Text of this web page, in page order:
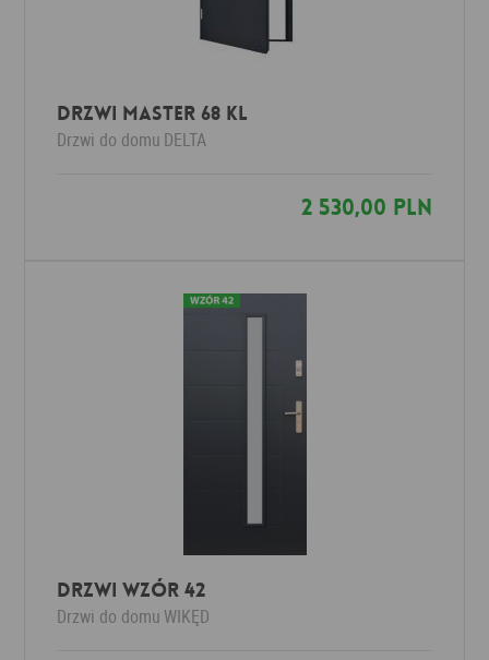
Drzwi MASTER 68 KL
Drzwi do domu DELTA
2 530,00 PLN
DRZWI WZÓR 42
Drzwi do domu WIKĘD